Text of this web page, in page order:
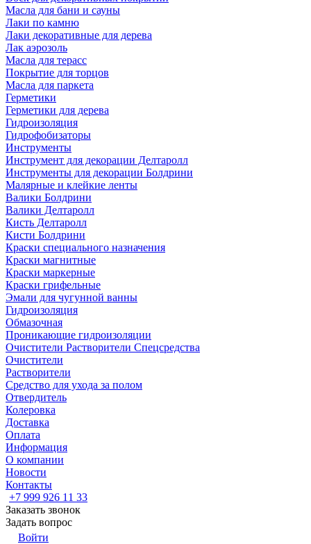
Масла для бани и сауны
Лаки по камню
Лаки декоративные для дерева
Лак аэрозоль
Масла для терасс
Покрытие для торцов
Масла для паркета
Герметики
Герметики для дерева
Гидроизоляция
Гидрофобизаторы
Инструменты
Инструмент для декорации Делтаролл
Инструменты для декорации Болдрини
Малярные и клейкие ленты
Валики Болдрини
Валики Делтаролл
Кисть Делтаролл
Кисти Болдрини
Краски специального назначения
Краски магнитные
Краски маркерные
Краски грифельные
Эмали для чугунной ванны
Гидроизоляция
Обмазочная
Проникающие гидроизоляции
Очистители Растворители Спецсредства
Очистители
Растворители
Средство для ухода за полом
Отвердитель
Колеровка
Доставка
Оплата
Информация
О компании
Новости
Контакты
+7 999 926 11 33
Заказать звонок
Задать вопрос
Войти